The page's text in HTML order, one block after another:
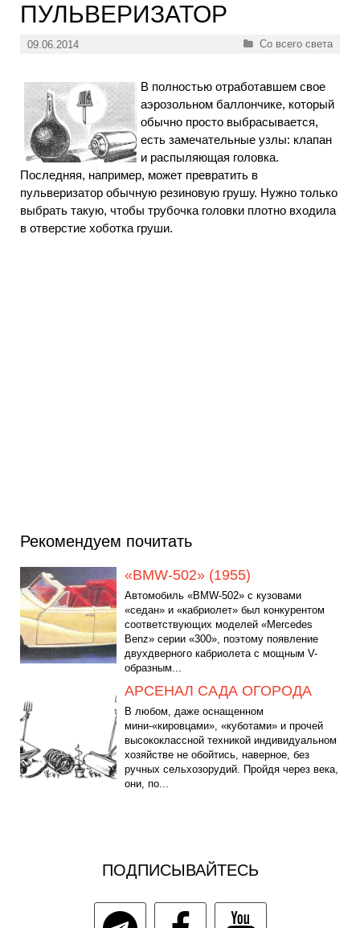
ПУЛЬВЕРИЗАТОР
09.06.2014 Рубрики
Со всего света
В полностью отработавшем свое
аэрозольном баллончике, который
обычно просто выбрасывается,
есть замечательные узлы: клапан
и распыляющая головка.
Последняя, например, может превратить в
пульверизатор обычную резиновую грушу. Нужно только
выбрать такую, чтобы трубочка головки плотно входила
в отверстие хоботка груши.
Рекомендуем почитать
«BMW-502» (1955)
Автомобиль «BMW-502» с кузовами
«седан» и «кабриолет» был конкурентом
соответствующих моделей «Mercedes
Benz» серии «300», поэтому появление
двухдверного кабриолета с мощным V-
образным...
АРСЕНАЛ САДА ОГОРОДА
В любом, даже оснащенном
мини-«кировцами», «куботами» и прочей
высококлассной техникой индивидуальном
хозяйстве не обойтись, наверное, без
ручных сельхозорудий. Пройдя через века,
они, по...
ПОДПИСЫВАЙТЕСЬ